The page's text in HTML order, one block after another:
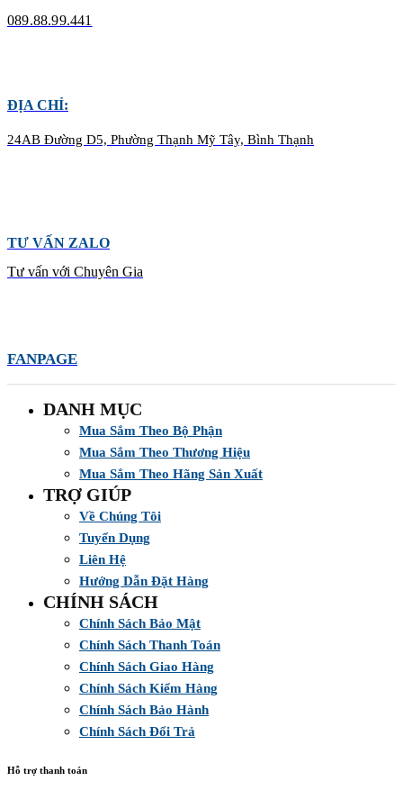
089.88.99.441
ĐỊA CHỈ:
24AB Đường D5, Phường Thạnh Mỹ Tây, Bình Thạnh
TƯ VẤN ZALO
Tư vấn với Chuyên Gia
FANPAGE
DANH MỤC
Mua Sắm Theo Bộ Phận
Mua Sắm Theo Thương Hiệu
Mua Sắm Theo Hãng Sản Xuất
TRỢ GIÚP
Về Chúng Tôi
Tuyển Dụng
Liên Hệ
Hướng Dẫn Đặt Hàng
CHÍNH SÁCH
Chính Sách Bảo Mật
Chính Sách Thanh Toán
Chính Sách Giao Hàng
Chính Sách Kiểm Hàng
Chính Sách Bảo Hành
Chính Sách Đổi Trả
Hỗ trợ thanh toán